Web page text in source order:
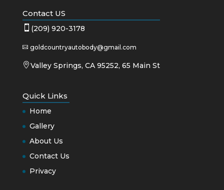
Contact US
 (209) 920-3178
 goldcountryautobody@gmail.com
 Valley Springs, CA 95252, 65 Main St
Quick Links
Home
Gallery
About Us
Contact Us
Privacy